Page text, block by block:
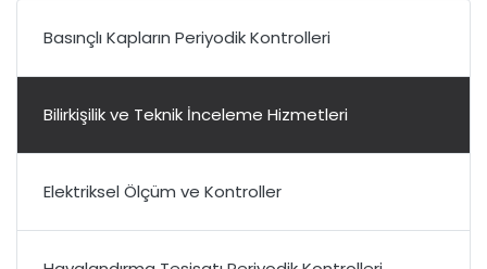
Basınçlı Kapların Periyodik Kontrolleri
Bilirkişilik ve Teknik İnceleme Hizmetleri
Elektriksel Ölçüm ve Kontroller